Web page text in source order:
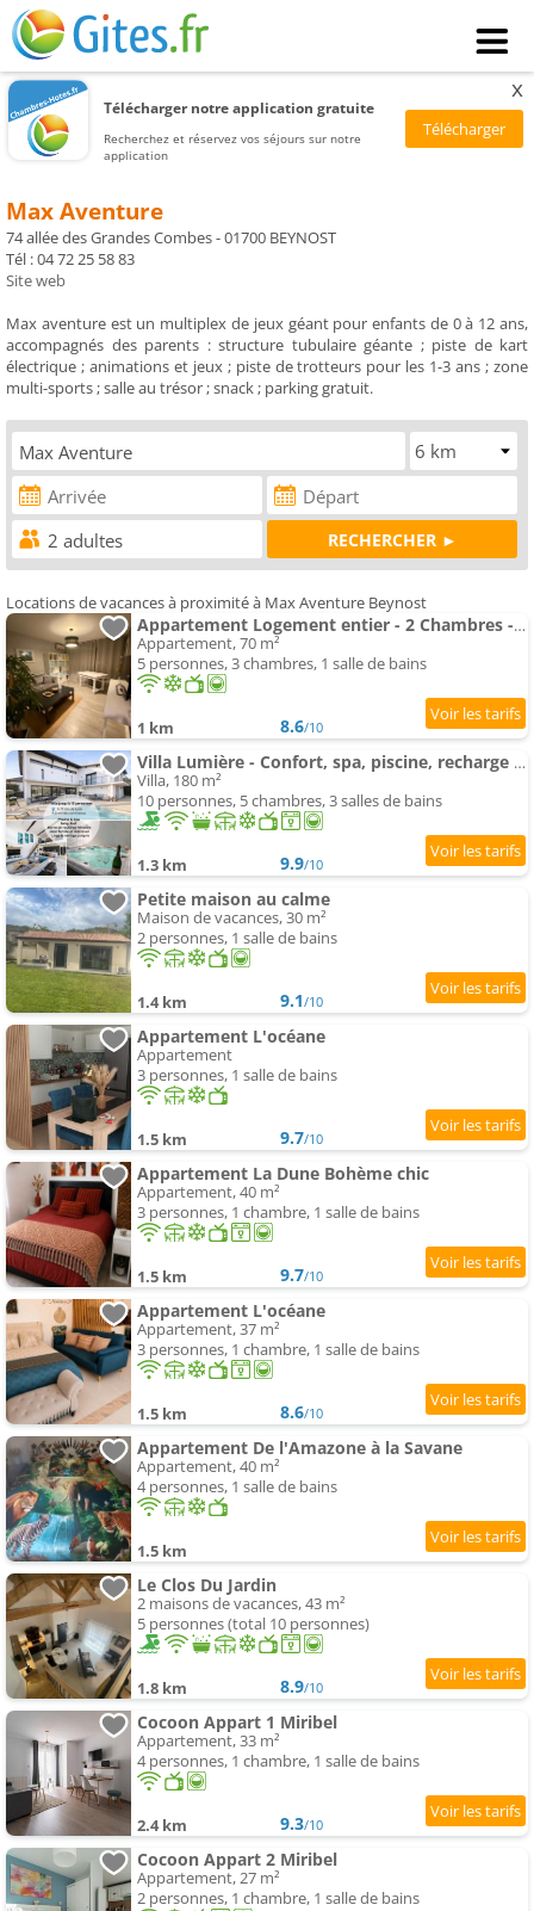
Télécharger notre application gratuite
Recherchez et réservez vos séjours sur notre
application
x
Max Aventure
74 allée des Grandes Combes - 01700 BEYNOST
Tél : 04 72 25 58 83
Site web
Max aventure est un multiplex de jeux géant pour enfants de 0 à 12 ans,
accompagnés des parents : structure tubulaire géante ; piste de kart
électrique ; animations et jeux ; piste de trotteurs pour les 1-3 ans ; zone
multi-sports ; salle au trésor ; snack ; parking gratuit.
Locations de vacances à proximité à Max Aventure Beynost
Appartement Logement entier - 2 Chambres - Parking privé - 15 min Lyon et Aéroport
Appartement, 70 m²
5 personnes, 3 chambres, 1 salle de bains
1 km 8.6/10
Villa Lumière - Confort, spa, piscine, recharge véhicule & babyfoot
Villa, 180 m²
10 personnes, 5 chambres, 3 salles de bains
1.3 km 9.9/10
Petite maison au calme
Maison de vacances, 30 m²
2 personnes, 1 salle de bains
1.4 km 9.1/10
Appartement L'océane
Appartement
3 personnes, 1 salle de bains
1.5 km 9.7/10
Appartement La Dune Bohème chic
Appartement, 40 m²
3 personnes, 1 chambre, 1 salle de bains
1.5 km 9.7/10
Appartement L'océane
Appartement, 37 m²
3 personnes, 1 chambre, 1 salle de bains
1.5 km 8.6/10
Appartement De l'Amazone à la Savane
Appartement, 40 m²
4 personnes, 1 salle de bains
1.5 km
Le Clos Du Jardin
2 maisons de vacances, 43 m²
5 personnes (total 10 personnes)
1.8 km 8.9/10
Cocoon Appart 1 Miribel
Appartement, 33 m²
4 personnes, 1 chambre, 1 salle de bains
2.4 km 9.3/10
Cocoon Appart 2 Miribel
Appartement, 27 m²
2 personnes, 1 chambre, 1 salle de bains